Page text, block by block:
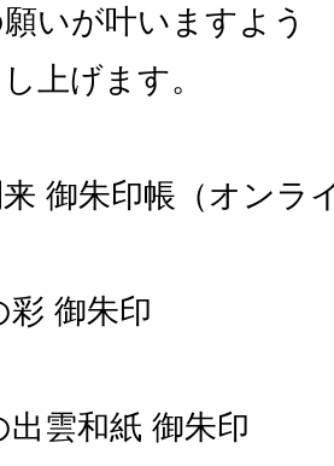
いが叶いますよう
上げます。
御朱印帳（オンラ
御朱印
雲和紙 御朱印